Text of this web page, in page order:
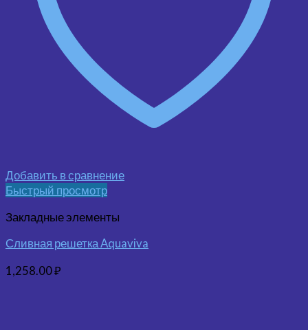
Добавить в сравнение
Быстрый просмотр
Закладные элементы
Сливная решетка Aquaviva
1,258.00₽